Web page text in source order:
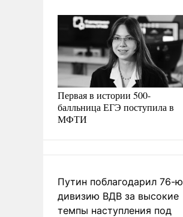
Первая в истории 500-
балльница ЕГЭ поступила в
МФТИ
Путин поблагодарил 76-ю
дивизию ВДВ за высокие
темпы наступления под